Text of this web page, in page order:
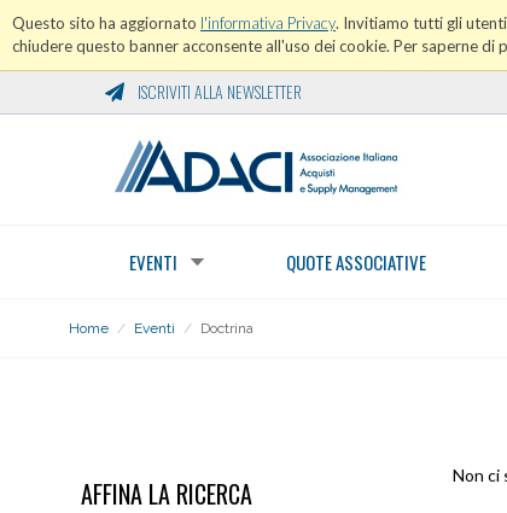
Questo sito ha aggiornato l'informativa Privacy. Invitiamo tutti gli
chiudere questo banner acconsente all'uso dei cookie. Per saperne
ISCRIVITI ALLA NEWSLETTER
EVENTI QUOTE ASSOCIATIVE
Home / Eventi / Doctrina
AFFINA LA RICERCA
Non ci